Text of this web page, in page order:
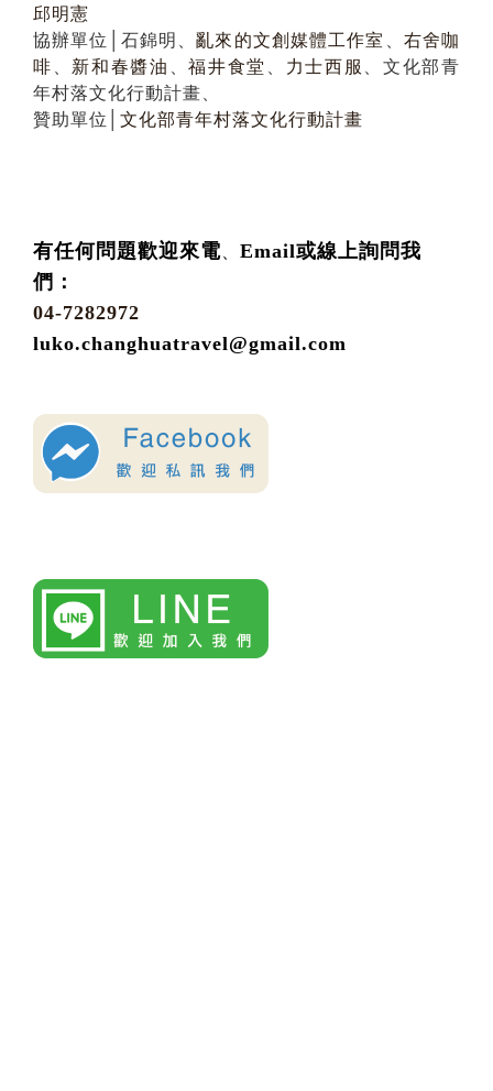
邱明憲
協辦單位│石錦明、亂來的文創媒體工作室
右舍咖
啡
新和春醬油 、福井食堂 力士西服
、文化部青
年村落文化行動計畫、
贊助單位│ 文化部青年村落文化行動計畫
有任何問題歡迎來電
Email或線上詢問我
們：
04-7282972
luko.changhuatravel@gmail.com